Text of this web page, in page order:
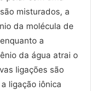
misturados, a
da molécula de
a
da água atrai o
ligações são
ligação iônica